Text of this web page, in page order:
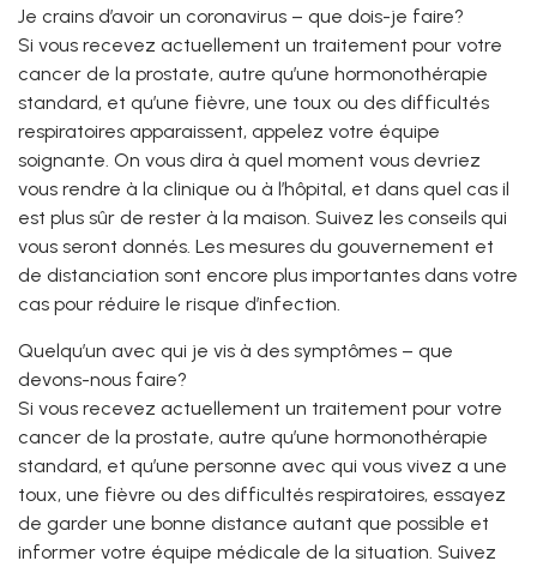
Je crains d’avoir un coronavirus – que dois-je faire?
Si vous recevez actuellement un traitement pour votre
cancer de la prostate, autre qu’une hormonothérapie
standard, et qu’une fièvre, une toux ou des difficultés
respiratoires apparaissent, appelez votre équipe
soignante. On vous dira à quel moment vous devriez
vous rendre à la clinique ou à l’hôpital, et dans quel cas il
est plus sûr de rester à la maison. Suivez les conseils qui
vous seront donnés. Les mesures du gouvernement et
de distanciation sont encore plus importantes dans votre
cas pour réduire le risque d’infection.
Quelqu’un avec qui je vis à des symptômes – que
devons-nous faire?
Si vous recevez actuellement un traitement pour votre
cancer de la prostate, autre qu’une hormonothérapie
standard, et qu’une personne avec qui vous vivez a une
toux, une fièvre ou des difficultés respiratoires, essayez
de garder une bonne distance autant que possible et
informer votre équipe médicale de la situation. Suivez